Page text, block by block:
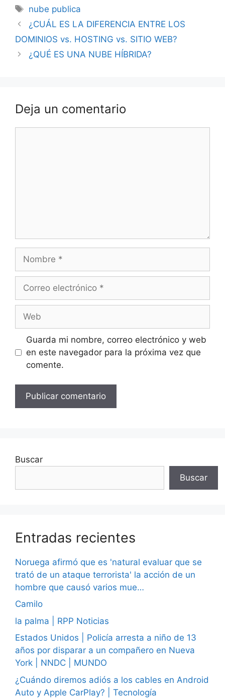
Etiquetas
nube publica
¿CUÁL ES LA DIFERENCIA ENTRE LOS
DOMINIOS vs. HOSTING vs. SITIO WEB?
¿QUÉ ES UNA NUBE HÍBRIDA?
Deja un comentario
Nombre
Correo
Web
Guarda mi nombre, correo electrónico y web
en este navegador para la próxima vez que
comente.
Buscar
Buscar
Entradas recientes
Noruega afirmó que es 'natural evaluar que se
trató de un ataque terrorista' la acción de un
hombre que causó varios mue…
Camilo
la palma | RPP Noticias
Estados Unidos | Policía arresta a niño de 13
años por disparar a un compañero en Nueva
York | NNDC | MUNDO
¿Cuándo diremos adiós a los cables en Android
Auto y Apple CarPlay? | Tecnología